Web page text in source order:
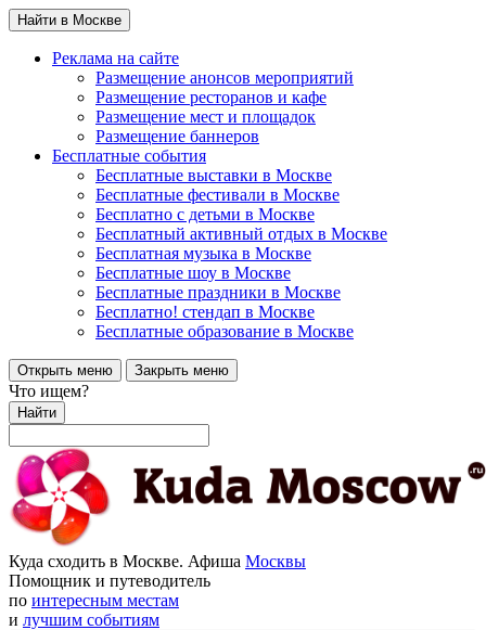
Найти в Москве
Реклама на сайте
Размещение анонсов мероприятий
Размещение ресторанов и кафе
Размещение мест и площадок
Размещение баннеров
Бесплатные события
Бесплатные выставки в Москве
Бесплатные фестивали в Москве
Бесплатно с детьми в Москве
Бесплатный активный отдых в Москве
Бесплатная музыка в Москве
Бесплатные шоу в Москве
Бесплатные праздники в Москве
Бесплатно! стендап в Москве
Бесплатные образование в Москве
Открыть меню Закрыть меню
Что ищем?
Найти
Куда сходить в Москве. Афиша Москвы
Помощник и путеводитель
по интересным местам
и лучшим событиям